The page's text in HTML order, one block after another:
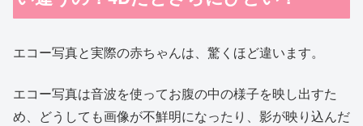
エコー写真と実際の赤ちゃんは、驚くほど違います。
エコー写真は音波を使ってお腹の中の様子を映し出すた
め、どうしても画像が不鮮明になったり、影が映り込んだ